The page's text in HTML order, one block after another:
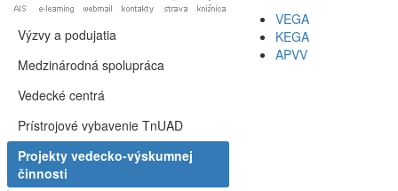
VEGA
KEGA
APVV
Výzvy a podujatia
Medzinárodná spolupráca
Vedecké centrá
Prístrojové vybavenie TnUAD
Projekty vedecko-výskumnej
činnosti